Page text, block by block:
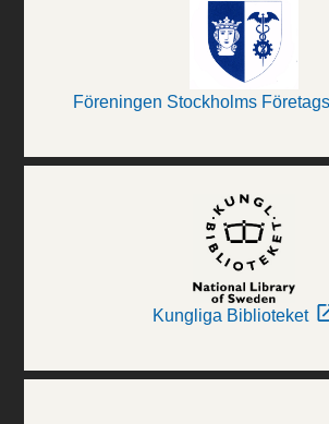
Föreningen Stockholms
Kungliga Biblioteket